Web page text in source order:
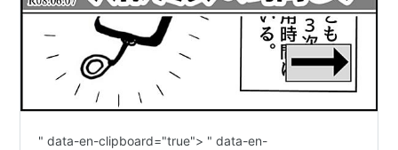
" data-en-clipboard="true"> " data-en-